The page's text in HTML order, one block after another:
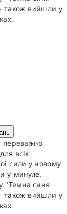
також вийшли у
переважно
всіх
сили у новому
у минуле.
"Темна синя
також вийшли у